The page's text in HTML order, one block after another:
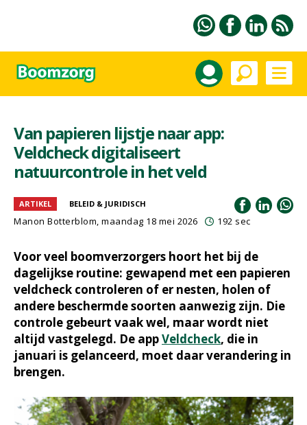
Van papieren lijstje naar app:
Veldcheck digitaliseert
natuurcontrole in het veld
ARTIKEL BELEID & JURIDISCH
Manon Botterblom, maandag 18 mei 2026 192 sec
Voor veel boomverzorgers hoort het bij de
dagelijkse routine: gewapend met een papieren
veldcheck controleren of er nesten, holen of
andere beschermde soorten aanwezig zijn. Die
controle gebeurt vaak wel, maar wordt niet
altijd vastgelegd. De appVeldcheck, die in
januari is gelanceerd, moet daar verandering in
brengen.